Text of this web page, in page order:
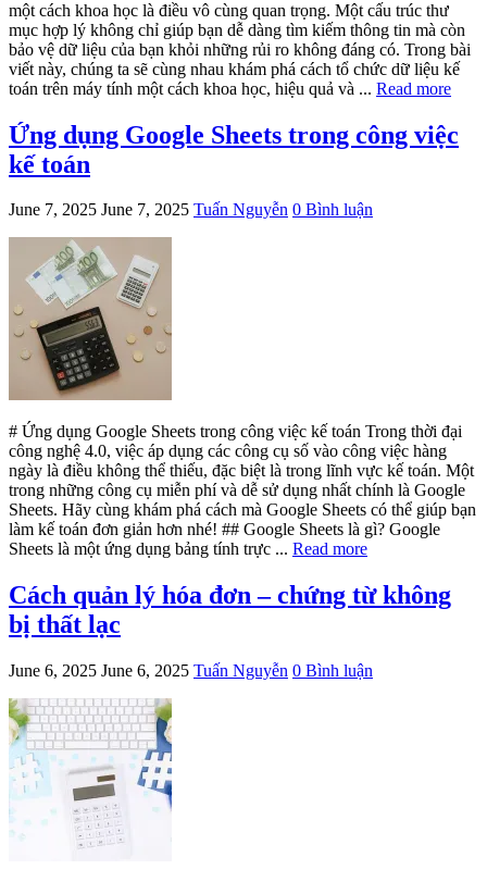
một cách khoa học là điều vô cùng quan trọng. Một cấu trúc thư
mục hợp lý không chỉ giúp bạn dễ dàng tìm kiếm thông tin mà còn
bảo vệ dữ liệu của bạn khỏi những rủi ro không đáng có. Trong bài
viết này, chúng ta sẽ cùng nhau khám phá cách tổ chức dữ liệu kế
toán trên máy tính một cách khoa học, hiệu quả và ... Read more
Ứng dụng Google Sheets trong công việc
kế toán
June 7, 2025 June 7, 2025 Tuấn Nguyễn 0 Bình luận
# Ứng dụng Google Sheets trong công việc kế toán Trong thời đại
công nghệ 4.0, việc áp dụng các công cụ số vào công việc hàng
ngày là điều không thể thiếu, đặc biệt là trong lĩnh vực kế toán. Một
trong những công cụ miễn phí và dễ sử dụng nhất chính là Google
Sheets. Hãy cùng khám phá cách mà Google Sheets có thể giúp bạn
làm kế toán đơn giản hơn nhé! ## Google Sheets là gì? Google
Sheets là một ứng dụng bảng tính trực ... Read more
Cách quản lý hóa đơn – chứng từ không
bị thất lạc
June 6, 2025 June 6, 2025 Tuấn Nguyễn 0 Bình luận